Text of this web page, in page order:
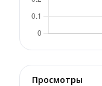
Просмотры